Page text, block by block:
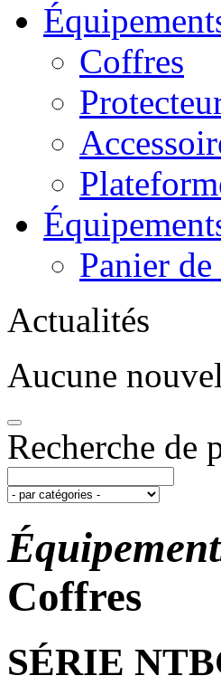
Coffres
Panier
Actualités
Aucune
Recherche de
Coffres
SÉRIE